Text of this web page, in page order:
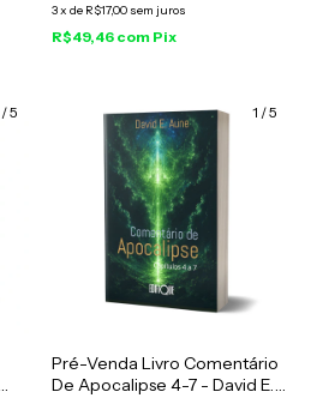
3x de R$17,00 sem juros
R$49,46 com Pix
/5 1 /5
Pré-Venda Livro Comentário
De Apocalipse 4-7 - David E.